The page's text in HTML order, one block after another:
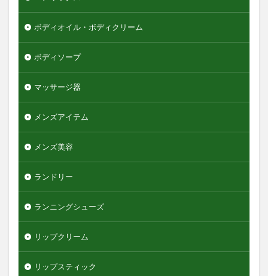
ボディオイル・ボディクリーム
ボディソープ
マッサージ器
メンズアイテム
メンズ美容
ランドリー
ランニングシューズ
リップクリーム
リップスティック